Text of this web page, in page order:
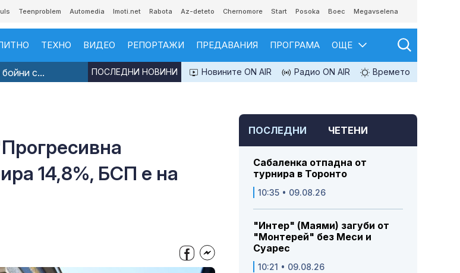
Teenproblem Automedia Imoti.net Rabota Az-deteto Chernomore Start Posoka Boec Megavselena
ТЕХНО ВИДЕО РЕПОРТАЖИ ПРЕДАВАНИЯ ПРОГРАМА ОЩЕ
с... Новините ON AIR Радио ON AIR Времето
ПОСЛЕДНИ НОВИНИ
14,8%, БСП е на
ПОСЛЕДНИ ЧЕТЕНИ
Сабаленка отпадна от
турнира в Торонто
10:35 • 09.08.26
"Интер" (Маями) загуби от
"Монтерей" без Меси и
Суарес
10:21 • 09.08.26